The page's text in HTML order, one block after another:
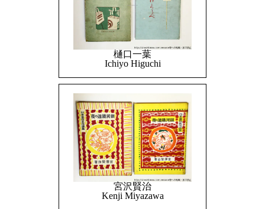
樋口一葉
Ichiyo Higuchi
宮沢賢治
Kenji Miyazawa